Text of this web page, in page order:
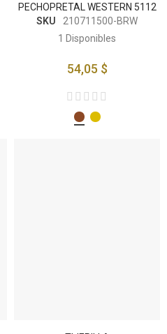
PECHOPRETAL WESTERN 5112
SKU
210711500-BRW
1 Disponibles
54,05 $